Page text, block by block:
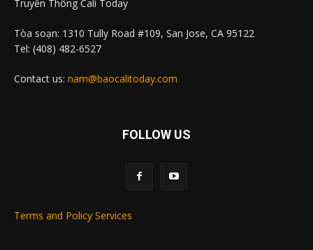
Truyền Thông Cali Today
Tòa soạn: 1310 Tully Road #109, San Jose, CA 95122
Tel: (408) 482-6527
Contact us: nam@baocalitoday.com
FOLLOW US
Terms and Policy Services